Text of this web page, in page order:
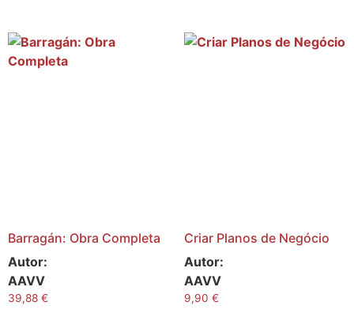
Barragán: Obra Completa
Autor:
AAVV
39,88 €
Criar Planos de Negócio
Autor:
AAVV
9,90 €